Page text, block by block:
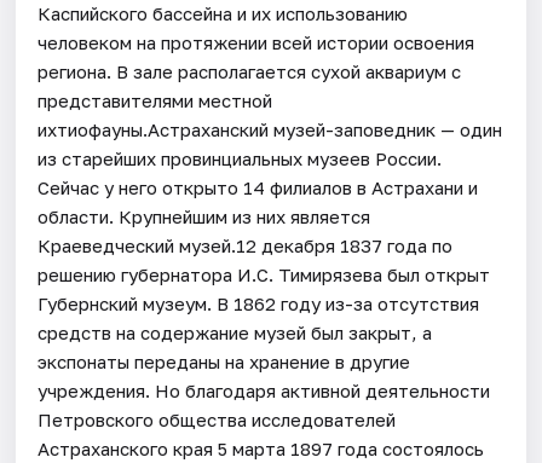
Каспийского бассейна и их использованию
человеком на протяжении всей истории освоения
региона. В зале располагается сухой аквариум с
представителями местной
ихтиофауны.Астраханский музей-заповедник — один
из старейших провинциальных музеев России.
Сейчас у него открыто 14 филиалов в Астрахани и
области. Крупнейшим из них является
Краеведческий музей.12 декабря 1837 года по
решению губернатора И.С. Тимирязева был открыт
Губернский музеум. В 1862 году из-за отсутствия
средств на содержание музей был закрыт, а
экспонаты переданы на хранение в другие
учреждения. Но благодаря активной деятельности
Петровского общества исследователей
Астраханского края 5 марта 1897 года состоялось